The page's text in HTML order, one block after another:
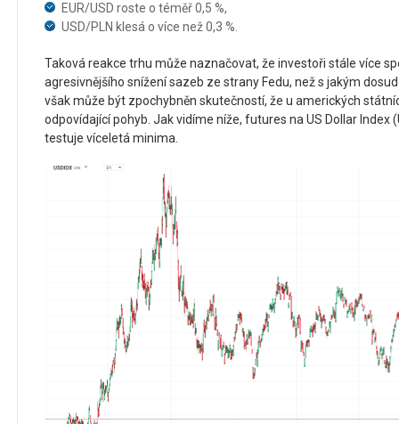
EUR/USD roste o téměř 0,5 %,
USD/PLN klesá o více než 0,3 %.
Taková reakce trhu může naznačovat, že investoři stále více
agresivnějšího snížení sazeb ze strany Fedu, než s jakým
však může být zpochybněn skutečností, že u amerických
odpovídající pohyb. Jak vidíme níže, futures na US Dollar Index
testuje víceletá minima.